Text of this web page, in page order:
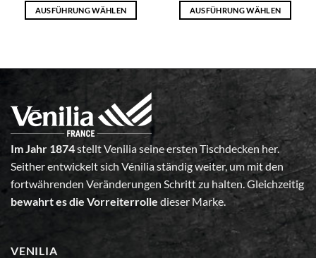
AUSFÜHRUNG WÄHLEN AUSFÜHRUNG WÄHLEN
Im Jahr 1874stellt Venilia seine ersten Tischdecken her.
Seither entwickelt sich Vénilia ständig weiter, um mit den
fortwährenden Veränderungen Schritt zu halten. Gleichzeitig
bewahrt es die Vorreiterrolle dieser Marke.
VENILIA